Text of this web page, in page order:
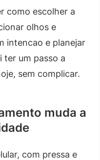
como escolher a
olhos e
intencao e planejar
ter um passo a
sem complicar.
muda a
com pressa e